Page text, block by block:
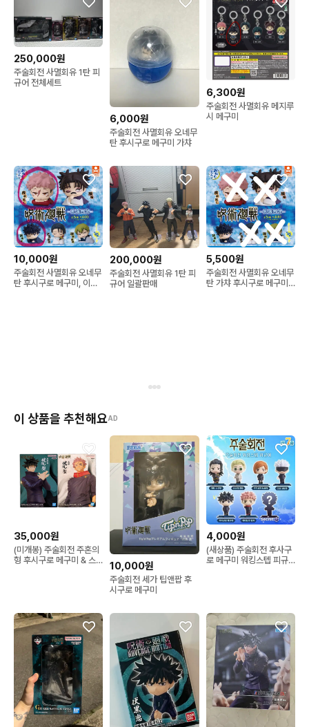
250,000원
주술회전 사멸회유 1탄 피
규어 전체세트
6,000원
주술회전 사멸회유 오네무
탄 후시구로 메구미 가챠
6,300원
주술회전 사멸회유 메지루
시 메구미
10,000원
주술회전 사멸회유 오네무
탄 후시구로 메구미, 이타
200,000원
주술회전 사멸회유 1탄 피
규어 일괄판매
5,500원
주술회전 사멸회유 오네무
탄 가챠 후시구로 메구미
이 상품을 추천해요AD
35,000원
(미개봉) 주술회전 주혼의
형 후시구로 메구미 & 스
10,000원
주술회전 세가 팁앤팝 후
시구로 메구미
4,000원
(새상품) 주술회전 후사구
로 메구미 워킹스텝 피규